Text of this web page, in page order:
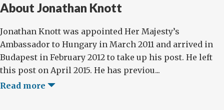
About Jonathan Knott
Jonathan Knott was appointed Her Majesty’s
Ambassador to Hungary in March 2011 and arrived in
Budapest in February 2012 to take up his post. He left
this post on April 2015. He has previou...
Read more